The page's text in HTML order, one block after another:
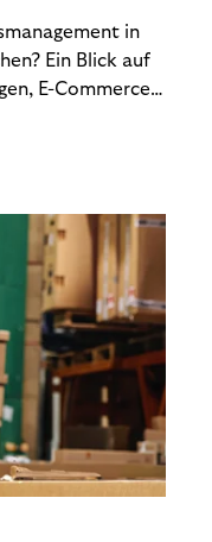
in
Ein Blick auf
E-Commerce